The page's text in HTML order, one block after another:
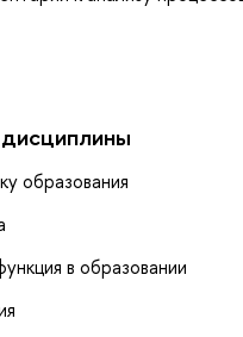
образования
в образовании